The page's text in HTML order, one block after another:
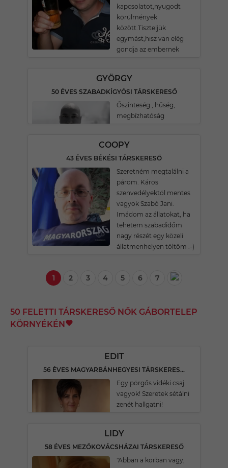
kapcsolatot,nyugodt
körülmények
között.Tiszteljük
egymást,hisz van elég
gondja az embernek
GYÖRGY
50 ÉVES SZABADKÍGYÓSI TÁRSKERESŐ
Őszinteség , hűség,
megbízhatóság
COOPY
43 ÉVES BÉKÉSI TÁRSKERESŐ
Szeretném megtalálni a
párom. Káros
szenvedélyektöl mentes
vagyok Szabó Jani.
Imádom az állatokat, ha
tehetem szabadidőm
nagy részét egy közeli
állatmenhelyen töltöm :-)
1 2 3 4 5 6 7
50 FELETTI TÁRSKERESŐ NŐK GÁBORTELEP
KÖRNYÉKÉN
EDIT
56 ÉVES MAGYARBÁNHEGYESI TÁRSKERESŐ
Egy pörgős vidéki csaj
vagyok! Szeretek sétálni
zenét hallgatni!
LIDY
58 ÉVES MEZŐKOVÁCSHÁZAI TÁRSKERESŐ
"Abban a korban vagy,